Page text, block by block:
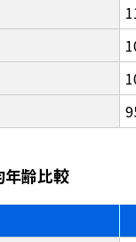
年齢比較